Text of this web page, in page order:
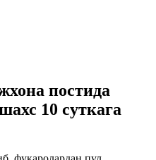
постида
10 суткага